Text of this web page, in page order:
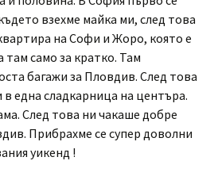
взехме майка ми, след това
на Софи и Жоро, която е
там само за кратко. Там
багажи за Пловдив. След това
в една сладкарница на центъра.
След това ни чакаше добре
Прибрахме се супер доволни
уикенд !